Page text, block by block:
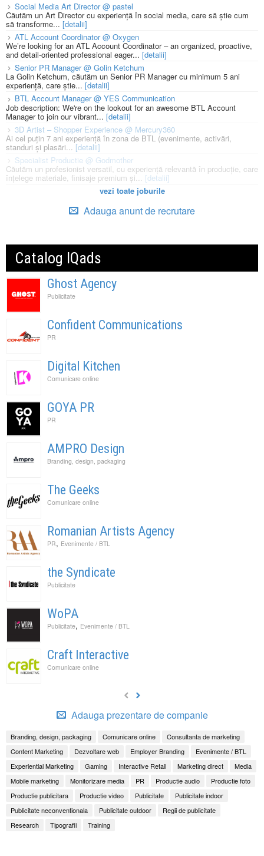
Social Media Art Director @ pastel
Căutăm un Art Director cu experiență în social media, care să știe cum
să transforme... [detalii]
ATL Account Coordinator @ Oxygen
We’re looking for an ATL Account Coordinator – an organized, proactive,
and detail-oriented professional eager... [detalii]
Senior PR Manager @ Golin Ketchum
La Golin Ketchum, căutăm un Senior PR Manager cu minimum 5 ani
experiență, care știe... [detalii]
BTL Account Manager @ YES Communication
Job description: We're on the lookout for an awesome BTL Account
Manager to join our vibrant... [detalii]
3D Artist – Shopper Experience @ Mercury360
Ai cel puțin 7 ani experiență în zona de BTL (evenimente, activări,
standuri și plasări...[detalii]
Specialist Productie @ Godmother
Căutăm un profesionist versatil, cu experiență relevantă în producție, care
înțelege materiale, finisaje premium și... [detalii]
vezi toate joburile
Adauga anunt de recrutare
Catalog IQads
Ghost Agency
Publicitate
Confident Communications
PR
Digital Kitchen
Comunicare online
GOYA PR
PR
AMPRO Design
Branding, design, packaging
The Geeks
Comunicare online
Romanian Artists Agency
PR, Evenimente / BTL
the Syndicate
Publicitate
WoPA
Publicitate, Evenimente / BTL
Craft Interactive
Comunicare online
Adauga prezentare de companie
Branding, design, packaging Comunicare online
Consultanta de marketing
Content Marketing
Dezvoltare web Employer Branding
Evenimente / BTL
Experiential Marketing
Gaming Interactive Retail Marketing direct
Media
Mobile marketing
Monitorizare media PR Productie audio
Productie foto
Productie publicitara
Productie video Publicitate
Publicitate indoor
Publicitate neconventionala
Publicitate outdoor
Regii de publicitate
Research
Tipografii Training